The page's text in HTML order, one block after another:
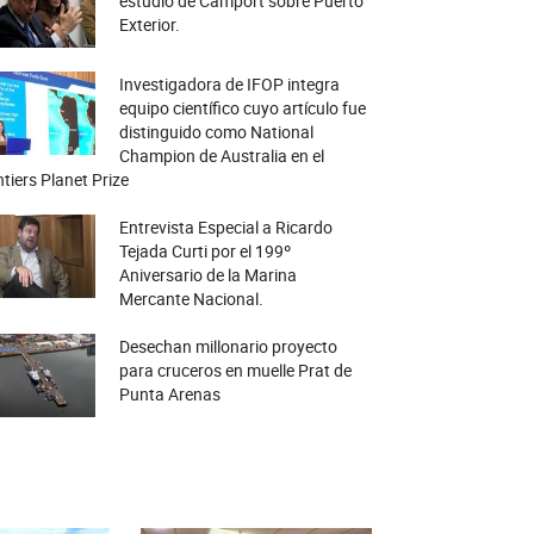
Exterior.
Investigadora de IFOP integra
equipo científico cuyo artículo fue
distinguido como National
Champion de Australia en el
Planet Prize
Entrevista Especial a Ricardo
Tejada Curti por el 199º
Aniversario de la Marina
Mercante Nacional.
Desechan millonario proyecto
para cruceros en muelle Prat de
Punta Arenas